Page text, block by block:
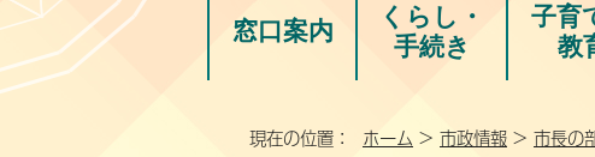
窓口案内
くらし・
手続き
子育
教
現在の位置： ホーム > 市政情報 > 市長の